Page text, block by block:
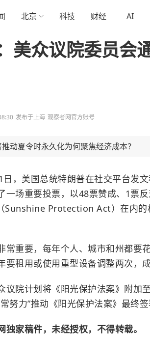
北京 科技 财经 AI
美众议院委员会
发布于上海 观察者网官方账号
动夏令时永久化为何聚焦经济成本？
日，美国总统特朗普在社交平台发
一场重要投票，以48票赞成、1票
（Sunshine Protection Act）在内
常重要，每年个人、城市和州都要
要租用或使用重型设备调整两次，
议院计划将《阳光保护法案》附加
努力”推动《阳光保护法案》最终签
独家稿件，未经授权，不得转载。